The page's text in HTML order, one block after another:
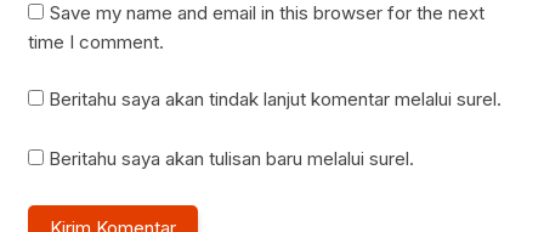
Save my name and email in this browser for the next
time I comment.
Beritahu saya akan tindak lanjut komentar melalui surel.
Beritahu saya akan tulisan baru melalui surel.